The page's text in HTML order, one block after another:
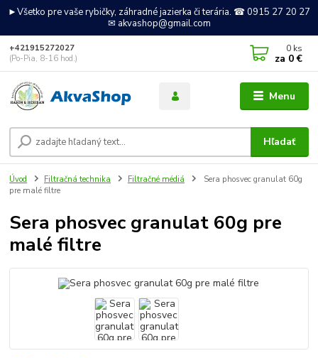
►Všetko pre vaše rybičky, záhradné jazierka či terária. ☎ 0915 27 20 27
✉ akvashop@gmail.com
Menu
Hľadať
+421915272027
(Po-Pia, 8-16 hod.)
0 ks
za 0 €
Úvod Filtračná technika Filtračné médiá
Sera phosvec granulat 60g
pre malé filtre
Sera phosvec granulat 60g pre
malé filtre